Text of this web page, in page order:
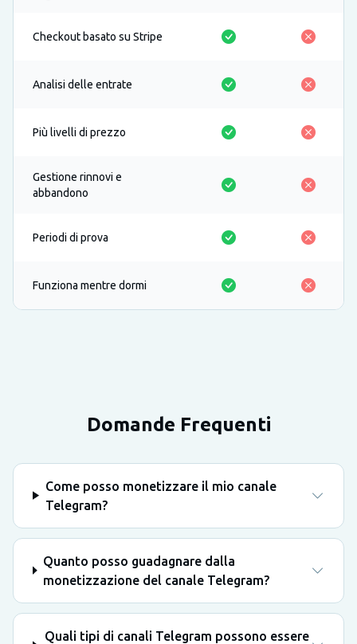
Checkout basato su Stripe
Analisi delle entrate
Più livelli di prezzo
Gestione rinnovi e
abbandono
Periodi di prova
Funziona mentre dormi
Domande Frequenti
Come posso monetizzare il mio canale
Telegram?
Quanto posso guadagnare dalla
monetizzazione del canale Telegram?
Quali tipi di canali Telegram possono essere